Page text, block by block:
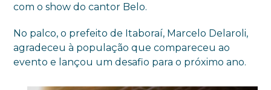
com o show do cantor Belo.
No palco, o prefeito de Itaboraí, Marcelo Delaroli,
agradeceu à população que compareceu ao
evento e lançou um desafio para o próximo ano.